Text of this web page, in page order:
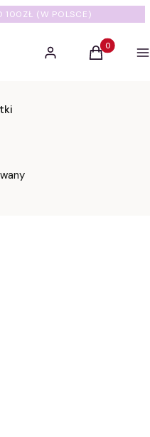
100ZŁ (W POLSCE)
Zaloguj sięProdukty w
Koszyk